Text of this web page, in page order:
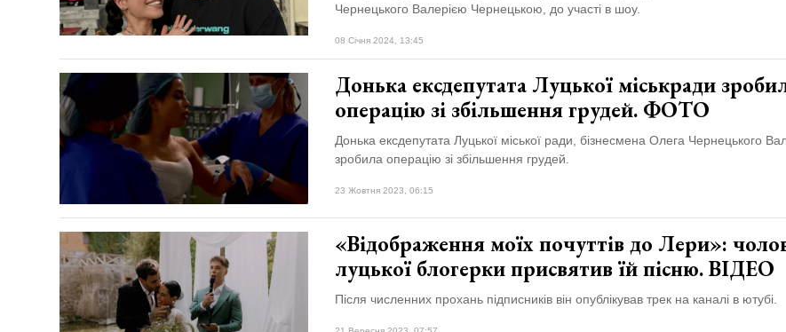
Чернецького Валерією Чернецькою, до участі в шоу.
08 Січня 2024, 13:45
Донька ексдепутата Луцької міськради
операцію зі збільшення грудей. ФОТО
Донька ексдепутата Луцької міської ради, бізнесмена Олега Чернецького
зробила операцію зі збільшення грудей.
23 Жовтня 2023, 06:15
«Відображення моїх почуттів до Лери»:
луцької блогерки присвятив їй пісню. ВІДЕО
Після численних прохань підписників він опублікував трек на каналі в ютубі.